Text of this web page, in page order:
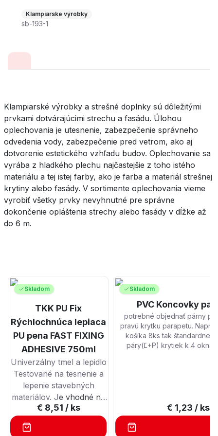
Klampiarske výrobky
sb-193-1
Klampiarské výrobky a strešné doplnky sú dôležitými
prvkami dotvárajúcimi strechu a fasádu. Úlohou
oplechovania je utesnenie, zabezpečenie správneho
odvedenia vody, zabezpečenie pred vetrom, ako aj
dotvorenie estetického vzhľadu budov. Oplechovanie sa
vyrába z hladkého plechu najčastejšie z toho istého
materiálu a tej istej farby, ako je farba a materiál strešnej
krytiny alebo fasády. V sortimente oplechovania vieme
vyrobiť všetky prvky nevyhnutné pre správne
dokončenie opláštenia strechy alebo fasády v dĺžke až
do 6 m.
Skladom
TKK PU Fix
Rýchlochnúca lepiaca
PU pena FAST FIXING
ADHESIVE 750ml
Univerzálny tmel a lepidlo
Testované na tesnenie a
lepenie stavebných
materiálov. Je vhodné na
lepenie a upevňovanie
rôznych stavebných
materiálov, ako sú
€ 8,51 / ks
Skladom
PVC Koncovky
potrebné objednať párny
pravú krytku parapetu. Napr.
košíka 8ks tak štandardne
páry(Ľ+P) krytiek k 4
0911525152 Vyrobené
zo zliatiny FeZn. Kvalitná
práškovaním s vysokou
odolnosťou a farebnou
€ 1,23 / ks